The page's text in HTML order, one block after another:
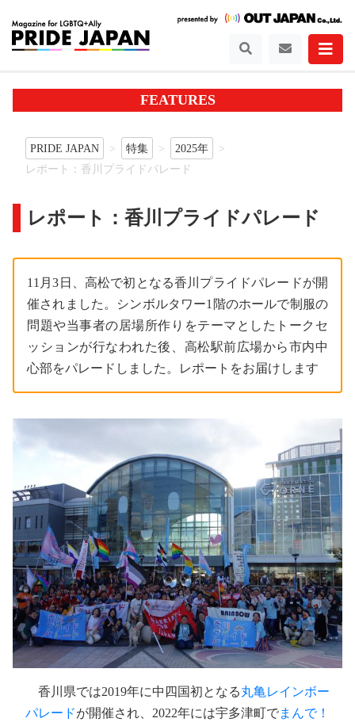
FEATURES
PRIDE JAPAN 特集
2025年
レポート：香川プライドパレード
レポート：香川プライドパレード
11月3日、高松で初となる香川プライドパレードが開
催されました。シンボルタワー1階のホールで制服の
問題や当事者の居場所作りをテーマとしたトークセ
ッションが行なわれた後、高松駅前広場から市内中
心部をパレードしました。レポートをお届けします
香川県では2019年に中四国初となる丸亀レインボー
パレードが開催され、2022年には宇多津町でまんで！